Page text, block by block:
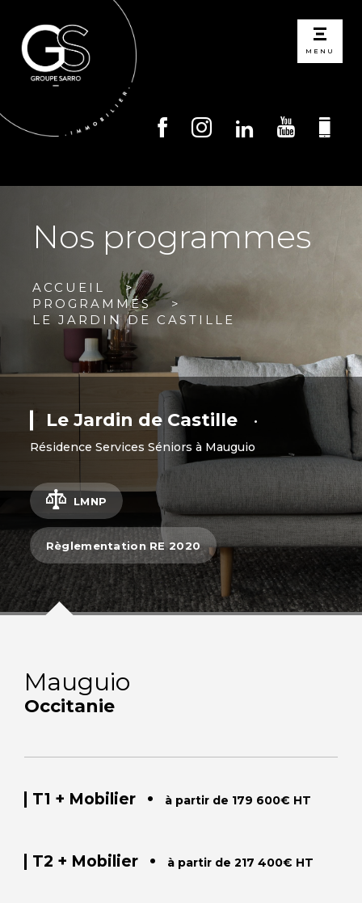
MENU
Nos programmes
ACCUEIL
PROGRAMMES
LE JARDIN DE CASTILLE
Le Jardin de Castille •
Résidence Services Séniors à Mauguio
LMNP
Règlementation RE 2020
Mauguio
Occitanie
T1 + Mobilier • à partir de 179 600€ HT
T2 + Mobilier • à partir de 217 400€ HT